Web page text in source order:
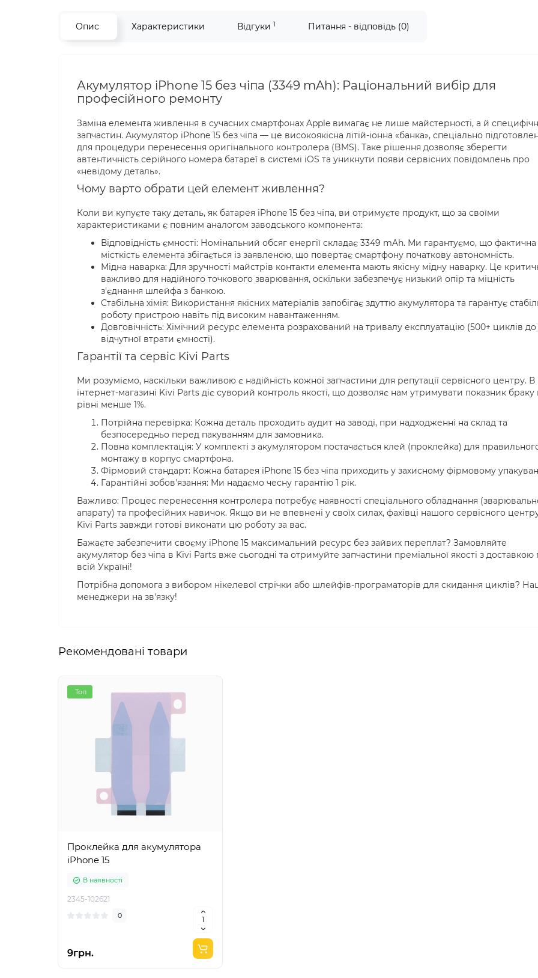
Опис Характеристики Відгуки 1 Питання - відповідь (0)
Акумулятор iPhone 15 без чіпа (3349 mAh): Раціональний вибір для
професійного ремонту
Заміна елемента живлення в сучасних смартфонах Apple вимагає не лише майстерності, а й
запчастин. Акумулятор iPhone 15 без чіпа — це високоякісна літій-іонна «банка», спеціально
для процедури перенесення оригінального контролера (BMS). Таке рішення дозволяє зберегти
автентичність серійного номера батареї в системі iOS та уникнути появи сервісних повідомлень про
«невідому деталь».
Чому варто обрати цей елемент живлення?
Коли ви купуєте таку деталь, як батарея iPhone 15 без чіпа, ви отримуєте продукт, що за своїми
характеристиками є повним аналогом заводського компонента:
Відповідність ємності: Номінальний обсяг енергії складає 3349 mAh. Ми гарантуємо, що фактична
місткість елемента збігається із заявленою, що повертає смартфону початкову автономність.
Мідна наварка: Для зручності майстрів контакти елемента мають якісну мідну наварку. Це
важливо для надійного точкового зварювання, оскільки забезпечує низький опір та міцність
з'єднання шлейфа з банкою.
Стабільна хімія: Використання якісних матеріалів запобігає здуттю акумулятора та гарантує
роботу пристрою навіть під високим навантаженням.
Довговічність: Хімічний ресурс елемента розрахований на тривалу експлуатацію (500+ циклів до
відчутної втрати ємності).
Гарантії та сервіс Kivi Parts
Ми розуміємо, наскільки важливою є надійність кожної запчастини для репутації сервісного центру. В
інтернет-магазині Kivi Parts діє суворий контроль якості, що дозволяє нам утримувати показник браку
рівні менше 1%.
Потрійна перевірка: Кожна деталь проходить аудит на заводі, при надходженні на склад та
безпосередньо перед пакуванням для замовника.
Повна комплектація: У комплекті з акумулятором постачається клей (проклейка) для
монтажу в корпус смартфона.
Фірмовий стандарт: Кожна батарея iPhone 15 без чіпа приходить у захисному фірмовому
Гарантійні зобов'язання: Ми надаємо чесну гарантію 1 рік.
Важливо: Процес перенесення контролера потребує наявності спеціального обладнання
апарату) та професійних навичок. Якщо ви не впевнені у своїх силах, фахівці нашого сервісного
Kivi Parts завжди готові виконати цю роботу за вас.
Бажаєте забезпечити своєму iPhone 15 максимальний ресурс без зайвих переплат? Замовляйте
акумулятор без чіпа в Kivi Parts вже сьогодні та отримуйте запчастини преміальної якості з доставкою
всій Україні!
Потрібна допомога з вибором нікелевої стрічки або шлейфів-програматорів для скидання циклів?
менеджери на зв'язку!
Рекомендовані товари
Топ
Проклейка для акумулятора
iPhone 15
В наявності
2345-102621
0
9грн.